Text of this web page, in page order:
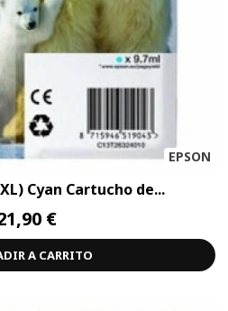
EPSON
Cyan Cartucho de...
€
A CARRITO